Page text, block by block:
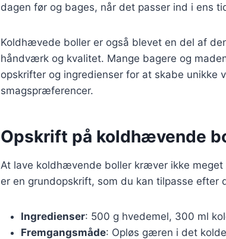
dagen før og bages, når det passer ind i ens
Koldhævede boller er også blevet en del af
håndværk og kvalitet. Mange bagere og
opskrifter og ingredienser for at skabe unikke
smagspræferencer.
Opskrift på koldhævende
At lave koldhævende boller kræver ikke
er en grundopskrift, som du kan tilpasse efter
Ingredienser: 500 g hvedemel, 300 ml
Fremgangsmåde: Opløs gæren i det